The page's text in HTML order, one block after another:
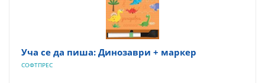
Уча се да пиша: Динозаври + маркер
СОФТПРЕС